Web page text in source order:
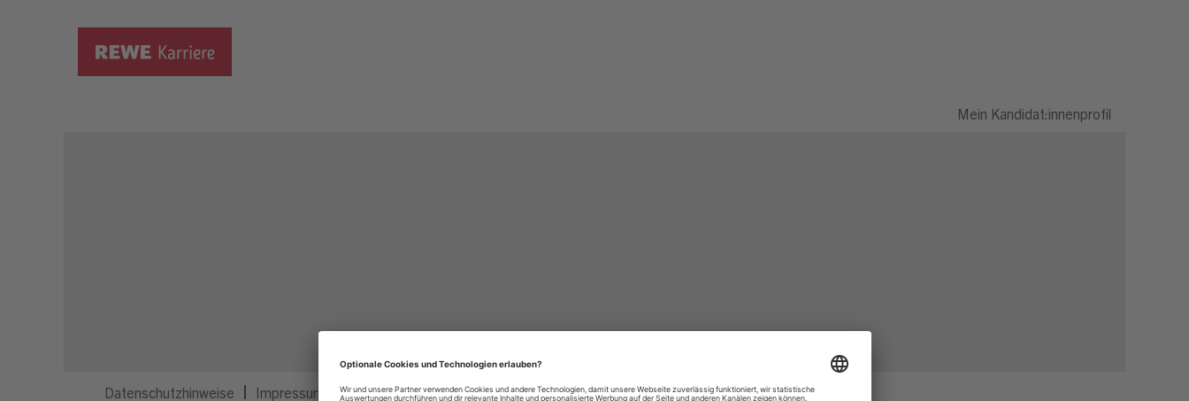
Mein Kandidat:innenprofil
Datenschutzhinweise Impressum Privatsphäre-Einstellungen